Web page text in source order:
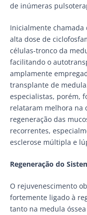
de inúmeras
Inicialmente chamada
alta dose de
células-tronco da
facilitando o
amplamente
transplante de
especialistas, porém,
relataram melhora na
regeneração das
recorrentes,
esclerose múltipla e
Regeneração do
O rejuvenescimento
fortemente ligado à
tanto na medula